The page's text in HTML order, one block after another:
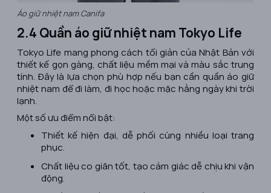
Áo giữ nhiệt nam Canifa
2.4 Quần áo giữ nhiệt nam Tokyo Life
Tokyo Life mang phong cách tối giản của Nhật Bản với
thiết kế gọn gàng, chất liệu mềm mại và màu sắc trung
tính. Đây là lựa chọn phù hợp nếu bạn cần quần áo giữ
nhiệt nam để đi làm, đi học hoặc mặc hằng ngày khi trời
lạnh.
Một số ưu điểm nổi bật:
Thiết kế hiện đại, dễ phối cùng nhiều loại trang
phục.
Chất liệu co giãn tốt, tạo cảm giác dễ chịu khi vận
động.